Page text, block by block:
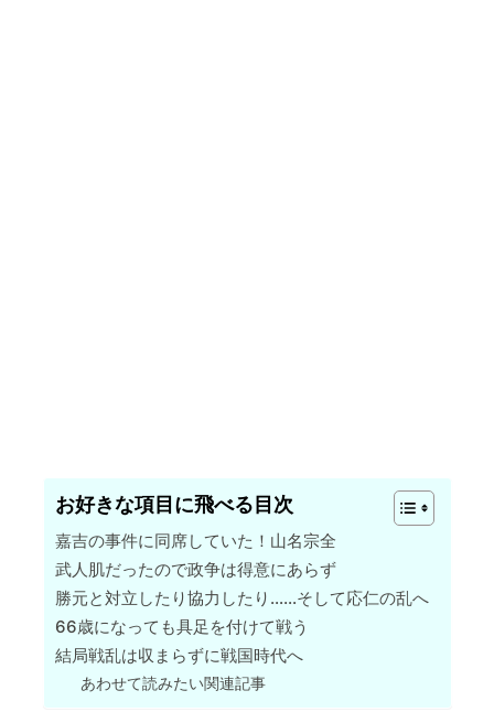
お好きな項目に飛べる目次
嘉吉の事件に同席していた！山名宗全
武人肌だったので政争は得意にあらず
勝元と対立したり協力したり……そして応仁の乱へ
66歳になっても具足を付けて戦う
結局戦乱は収まらずに戦国時代へ
あわせて読みたい関連記事